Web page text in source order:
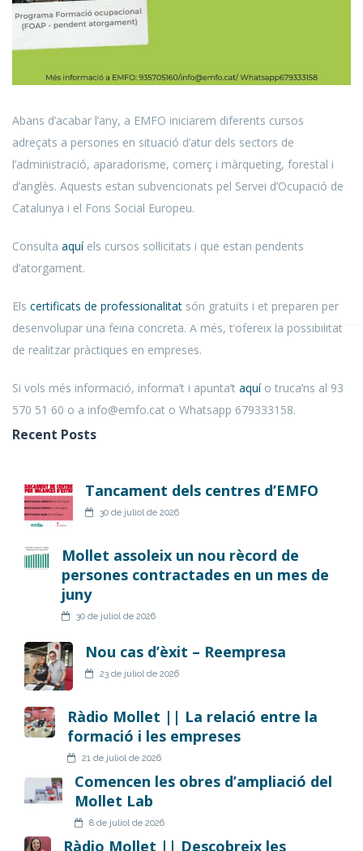
Abans d’acabar l’any, a EMFO iniciarem diferents cursos
adreçats a persones en situació d’atur dels sectors de
l’administració, aparadorisme, comerç i màrqueting, forestal i
d’anglès. Aquests estan subvencionats pel Servei d’Ocupació de
Catalunya i el Fons Social Europeu.
Consulta aquí els cursos sol·licitats i que estan pendents
d’atorgament.
Els certificats de professionalitat són gratuïts i et preparen per
desenvolupar una feina concreta. A més, t’ofereix la possibilitat
de realitzar pràctiques en empreses.
Si vols més informació, informa’t i apunta’t aquí o truca’ns al 93
570 51 60 o a info@emfo.cat o Whatsapp 679333158.
Recent Posts
Tancament dels centres d’EMFO
30 de juliol de 2026
Mollet assoleix un nou rècord de
persones contractades en un mes de
juny
30 de juliol de 2026
Nou cas d’èxit – Reempresa
23 de juliol de 2026
Ràdio Mollet || La relació entre la
formació i les empreses
21 de juliol de 2026
Comencen les obres d’ampliació del
Mollet Lab
8 de juliol de 2026
Ràdio Mollet || Descobreix les